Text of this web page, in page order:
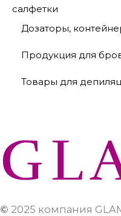
салфетки
Дозаторы,
Продукция для
Товары для
© 2025 компания